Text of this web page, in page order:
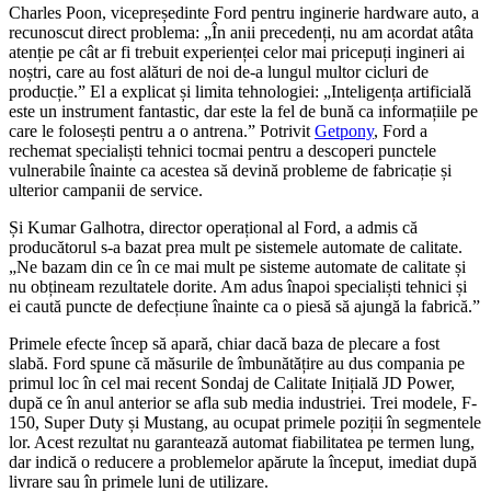
Charles Poon, vicepreședinte Ford pentru inginerie hardware auto, a
recunoscut direct problema: „În anii precedenți, nu am acordat atâta
atenție pe cât ar fi trebuit experienței celor mai pricepuți ingineri ai
noștri, care au fost alături de noi de-a lungul multor cicluri de
producție.” El a explicat și limita tehnologiei: „Inteligența artificială
este un instrument fantastic, dar este la fel de bună ca informațiile pe
care le folosești pentru a o antrena.” Potrivit Getpony, Ford a
rechemat specialiști tehnici tocmai pentru a descoperi punctele
vulnerabile înainte ca acestea să devină probleme de fabricație și
ulterior campanii de service.
Și Kumar Galhotra, director operațional al Ford, a admis că
producătorul s-a bazat prea mult pe sistemele automate de calitate.
„Ne bazam din ce în ce mai mult pe sisteme automate de calitate și
nu obțineam rezultatele dorite. Am adus înapoi specialiști tehnici și
ei caută puncte de defecțiune înainte ca o piesă să ajungă la fabrică.”
Primele efecte încep să apară, chiar dacă baza de plecare a fost
slabă. Ford spune că măsurile de îmbunătățire au dus compania pe
primul loc în cel mai recent Sondaj de Calitate Inițială JD Power,
după ce în anul anterior se afla sub media industriei. Trei modele, F-
150, Super Duty și Mustang, au ocupat primele poziții în segmentele
lor. Acest rezultat nu garantează automat fiabilitatea pe termen lung,
dar indică o reducere a problemelor apărute la început, imediat după
livrare sau în primele luni de utilizare.